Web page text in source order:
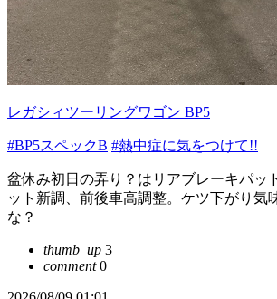
レガシィツーリングワゴン BP5
#BP5スペックB #熱中症に気をつけて!!
盆休み初日の弄り？はリアブレーキパッ
ット新調、前後車高調整。ケツ下がり気
な？
thumb_up 3
comment0